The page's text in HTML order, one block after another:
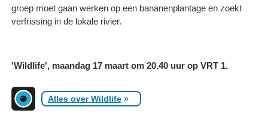
groep moet gaan werken op een bananenplantage en zoekt
verfrissing in de lokale rivier.
'Wildlife', maandag 17 maart om 20.40 uur op VRT 1.
Alles over Wildlife »